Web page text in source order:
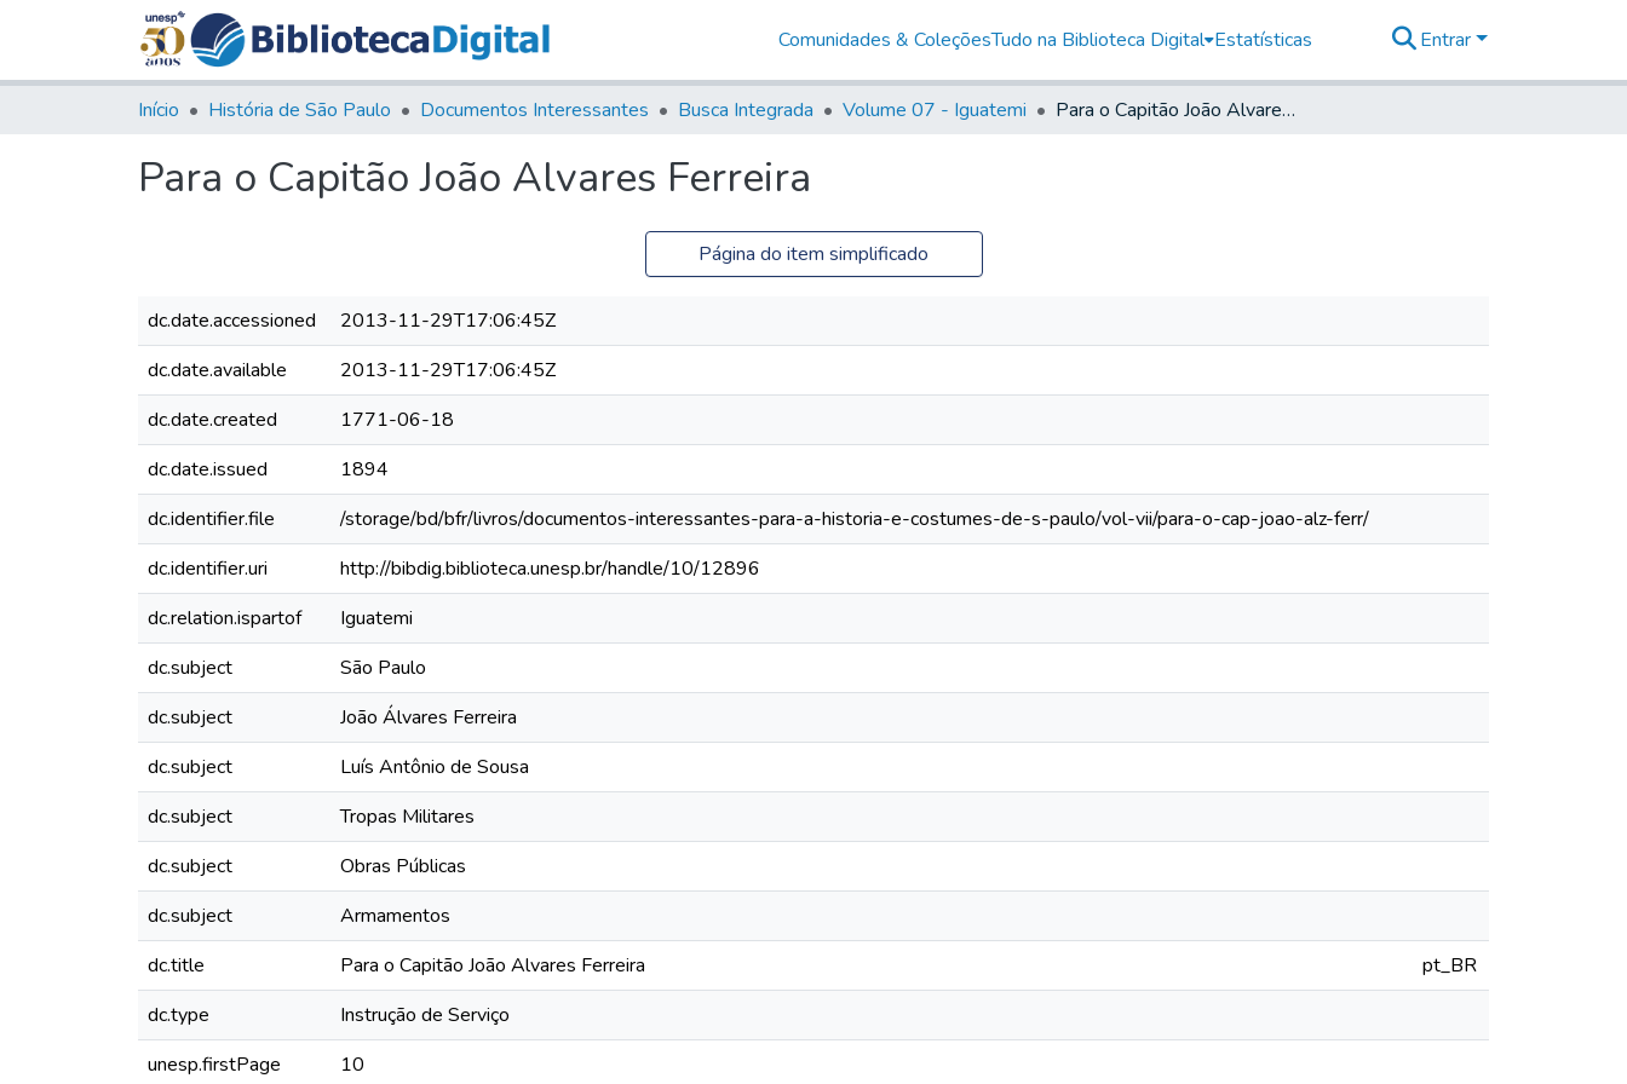
Comunidades & ColeçõesTudo na Biblioteca Digital Estatísticas Entrar
Início História de São Paulo Documentos Interessantes Busca Integrada Volume 07 - Iguatemi Para o Capitão João Alvares Ferreira
Para o Capitão João Alvares Ferreira
Página do item simplificado
dc.date.accessioned
2013-11-29T17:06:45Z
dc.date.available
2013-11-29T17:06:45Z
dc.date.created
1771-06-18
dc.date.issued
1894
dc.identifier.file
/storage/bd/bfr/livros/documentos-interessantes-para-a-historia-e-costumes-de-s-paulo/vol-vii/para-o-cap-joao-alz-ferr/
dc.identifier.uri
http://bibdig.biblioteca.unesp.br/handle/10/12896
dc.relation.ispartof
Iguatemi
dc.subject
São Paulo
dc.subject
João Álvares Ferreira
dc.subject
Luís Antônio de Sousa
dc.subject
Tropas Militares
dc.subject
Obras Públicas
dc.subject
Armamentos
dc.title
Para o Capitão João Alvares Ferreira
pt_BR
dc.type
Instrução de Serviço
unesp.firstPage
10